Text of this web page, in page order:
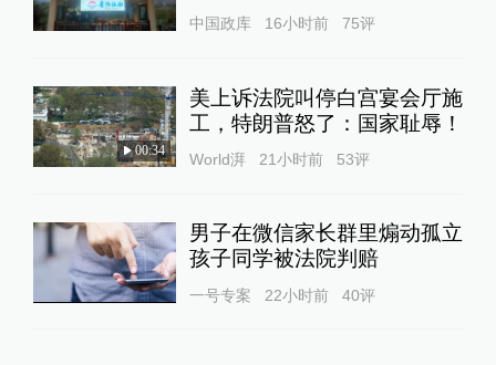
中国政库 16小时前 75评
00:34
美上诉法院叫停白宫宴会厅施
工，特朗普怒了：国家耻辱！
World湃 21小时前 53评
男子在微信家长群里煽动孤立
孩子同学被法院判赔
一号专案 22小时前 40评